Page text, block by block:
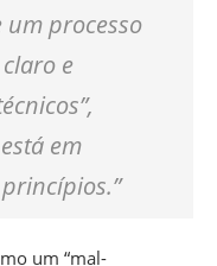
processo
e
em
um “mal-